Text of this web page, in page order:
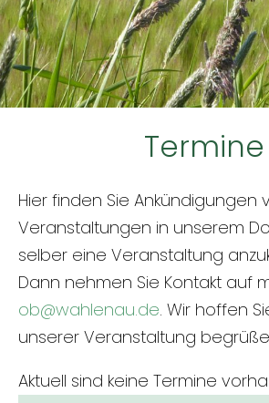
Termine
Hier finden Sie Ankündigungen
Veranstaltungen in unserem
selber eine Veranstaltung
Dann nehmen Sie Kontakt auf
ob@wahlenau.de. Wir hoffen
unserer Veranstaltung
Aktuell sind keine Termine